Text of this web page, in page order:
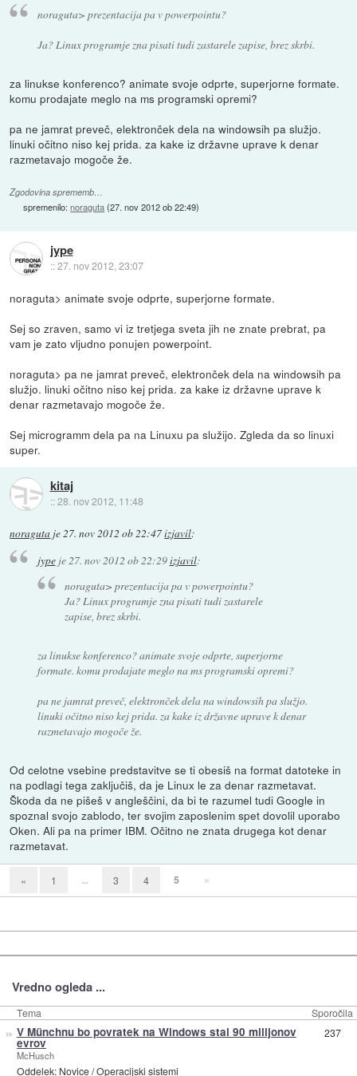
noraguta> prezentacija pa v powerpointu?
Ja? Linux programje zna pisati tudi zastarele zapise, brez skrbi.
za linukse konferenco? animate svoje odprte, superjorne formate.
komu prodajate meglo na ms programski opremi?
pa ne jamrat preveč, elektronček dela na windowsih pa služjo.
linuki očitno niso kej prida. za kake iz državne uprave k denar
razmetavajo mogoče že.
Zgodovina sprememb…
spremenilo:noraguta(27. nov 2012 ob 22:49)
jype
::27. nov 2012, 23:07
noraguta> animate svoje odprte, superjorne formate.
Sej so zraven, samo vi iz tretjega sveta jih ne znate prebrat, pa
vam je zato vljudno ponujen powerpoint.
noraguta> pa ne jamrat preveč, elektronček dela na windowsih pa
služjo. linuki očitno niso kej prida. za kake iz državne uprave k
denar razmetavajo mogoče že.
Sej microgramm dela pa na Linuxu pa služijo. Zgleda da so linuxi
super.
kitaj
::28. nov 2012, 11:48
noraguta je27. nov 2012 ob 22:47izjavil:
jypeje 27. nov 2012 ob 22:29izjavil:
noraguta> prezentacija pa v powerpointu?
Ja? Linux programje zna pisati tudi zastarele
zapise, brez skrbi.
za linukse konferenco? animate svoje odprte, superjorne
formate. komu prodajate meglo na ms programski opremi?
pa ne jamrat preveč, elektronček dela na windowsih pa služjo.
linuki očitno niso kej prida. za kake iz državne uprave k denar
razmetavajo mogoče že.
Od celotne vsebine predstavitve se ti obesiš na format datoteke in
na podlagi tega zaključiš, da je Linux le za denar razmetavat.
Škoda da ne pišeš v angleščini, da bi te razumel tudi Google in
spoznal svojo zablodo, ter svojim zaposlenim spet dovolil uporabo
Oken. Ali pa na primer IBM. Očitno ne znata drugega kot denar
razmetavat.
« 1 ... 3 4 5 »
Vredno ogleda ...
Tema Sporočila
» V Münchnu bo povratek na Windows stal 90 milijonov
evrov
McHusch
Oddelek: Novice/Operacijski sistemi
237